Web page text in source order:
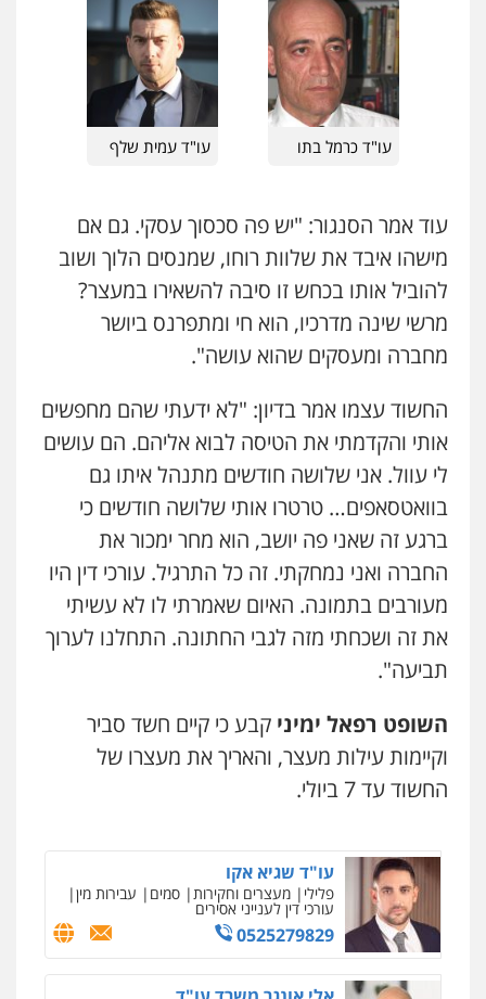
עו"ד כרמל בתו עו"ד עמית שלף
עוד אמר הסנגור: "יש פה סכסוך עסקי. גם אם
מישהו איבד את שלוות רוחו, שמנסים הלוך ושוב
להוביל אותו בכחש זו סיבה להשאירו במעצר?
מרשי שינה מדרכיו, הוא חי ומתפרנס ביושר
מחברה ומעסקים שהוא עושה".
החשוד עצמו אמר בדיון: "לא ידעתי שהם מחפשים
אותי והקדמתי את הטיסה לבוא אליהם. הם עושים
לי עוול. אני שלושה חודשים מתנהל איתו גם
בוואטסאפים… טרטרו אותי שלושה חודשים כי
ברגע זה שאני פה יושב, הוא מחר ימכור את
החברה ואני נמחקתי. זה כל התרגיל. עורכי דין היו
מעורבים בתמונה. האיום שאמרתי לו לא עשיתי
את זה ושכחתי מזה לגבי החתונה. התחלנו לערוך
תביעה".
השופט רפאל ימיני קבע כי קיים חשד סביר
וקיימות עילות מעצר, והאריך את מעצרו של
החשוד עד 7 ביולי.
עו"ד בועז קניג
פלילי משפחה כלכלי צבאי
0507003001
מנשה, אלמוג – עורכי דין
פלילי עבירות תנועה צווארון לבן תעבורה
עו"ד אבי כהן
פשיעה חמורה אלימות
סמים עבירות מין
0523647066
פלילי משפט פלילי
0528959600
קורל קרוז – עורך דין פלילי
משפט פלילי
0545437431
עו"ד עלי סעדי
פלילי פשיעה חמורה ליווי וייצוג בחקירות
עו"ד תומר בנישתי
פלילי מעצרים וחקירות צווארון לבן פשיעה
חמורה
עו"ד שגיא אקו
פלילי מעצרים וחקירות סמים עבירות מין
עורכי דין לענייני אסירים
0525279829